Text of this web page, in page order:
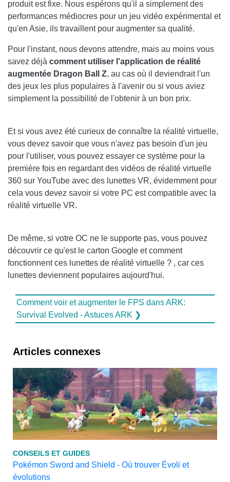
produit est fixe. Nous espérons qu'il a simplement des
performances médiocres pour un jeu vidéo expérimental et
qu'en Asie, ils travaillent pour augmenter sa qualité.
Pour l'instant, nous devons attendre, mais au moins vous
savez déjà comment utiliser l'application de réalité
augmentée Dragon Ball Z, au cas où il deviendrait l'un
des jeux les plus populaires à l'avenir ou si vous aviez
simplement la possibilité de l'obtenir à un bon prix.
Et si vous avez été curieux de connaître la réalité virtuelle,
vous devez savoir que vous n'avez pas besoin d'un jeu
pour l'utiliser, vous pouvez essayer ce système pour la
première fois en regardant des vidéos de réalité virtuelle
360 ​​sur YouTube avec des lunettes VR, évidemment pour
cela vous devez savoir si votre PC est compatible avec la
réalité virtuelle VR.
De même, si votre OC ne le supporte pas, vous pouvez
découvrir ce qu'est le carton Google et comment
fonctionnent ces lunettes de réalité virtuelle ? , car ces
lunettes deviennent populaires aujourd'hui.
Comment voir et augmenter le FPS dans ARK:
Survival Evolved - Astuces ARK ❯
Articles connexes
CONSEILS ET GUIDES
Pokémon Sword and Shield - Où trouver Évoli et
évolutions